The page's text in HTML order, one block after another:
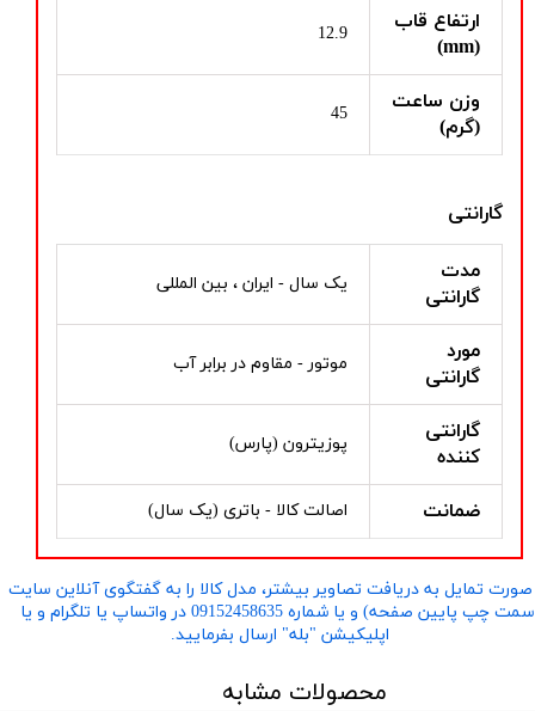
ارتفاع قاب
(mm)
12.9
وزن ساعت
(گرم)
45
گارانتی
مدت
گارانتی
یک سال - ایران ، بین المللی
مورد
گارانتی
موتور - مقاوم در برابر آب
گارانتی
کننده
پوزیترون (پارس)
ضمانت اصالت کالا - باتری (یک سال)
تمایل به دریافت تصاویر بیشتر، مدل کالا را به گفتگوی آنلاین سایت
​​​​​​​(سمت چپ پایین صفحه) و یا شماره 09152458635 در واتساپ یا تلگرام و یا
اپلیکیشن "بله" ارسال بفرمایید.
محصولات مشابه